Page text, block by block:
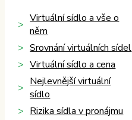
Virtuální sídlo a vše o
něm
Srovnání virtuálních sídel
Virtuální sídlo a cena
Nejlevnější virtuální
sídlo
Rizika sídla v pronájmu